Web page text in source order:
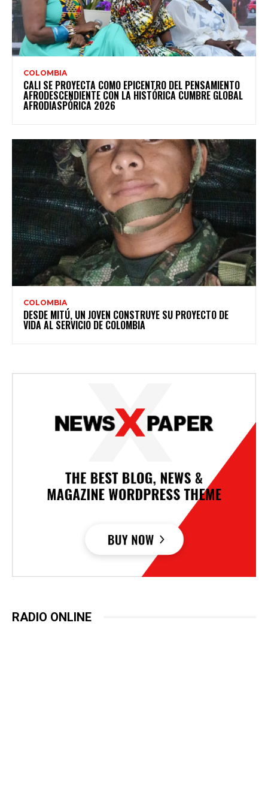
COLOMBIA
CALI SE PROYECTA COMO EPICENTRO DEL PENSAMIENTO
AFRODESCENDIENTE CON LA HISTÓRICA CUMBRE GLOBAL
AFRODIASPÓRICA 2026
COLOMBIA
DESDE MITÚ, UN JOVEN CONSTRUYE SU PROYECTO DE
VIDA AL SERVICIO DE COLOMBIA
RADIO ONLINE